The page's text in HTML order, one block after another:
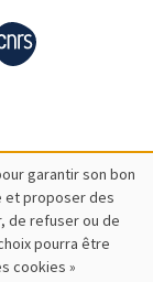
garantir son bon
et proposer des
de refuser ou de
pourra être
cookies »